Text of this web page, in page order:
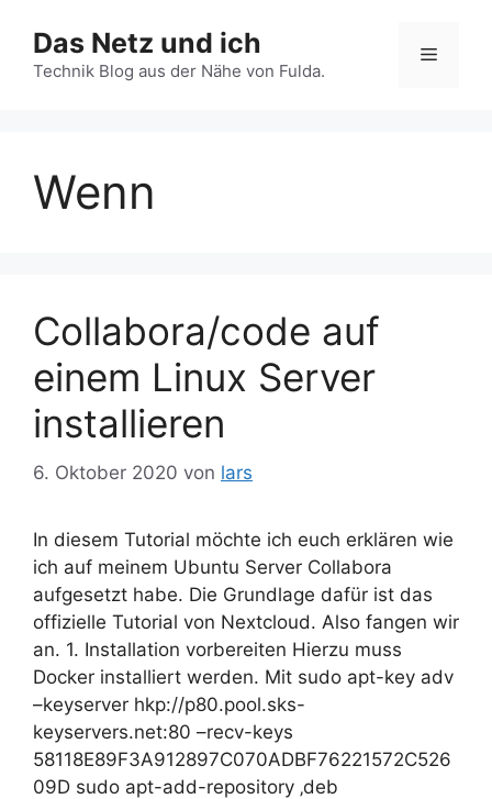
Inhalt
springen
Das Netz und ich
Technik Blog aus der Nähe von Fulda.
Menü
Wenn
Collabora/code auf
einem Linux Server
installieren
6. Oktober 2020 von lars
In diesem Tutorial möchte ich euch erklären wie
ich auf meinem Ubuntu Server Collabora
aufgesetzt habe. Die Grundlage dafür ist das
offizielle Tutorial von Nextcloud. Also fangen wir
an. 1. Installation vorbereiten Hierzu muss
Docker installiert werden. Mit sudo apt-key adv
–keyserver hkp://p80.pool.sks-
keyservers.net:80 –recv-keys
58118E89F3A912897C070ADBF76221572C526
09D sudo apt-add-repository ‚deb